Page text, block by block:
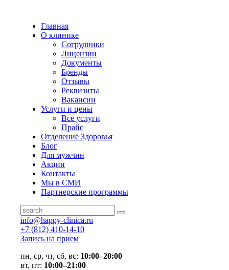
Главная
О клинике
Сотрудники
Лицензии
Документы
Бренды
Отзывы
Реквизиты
Вакансии
Услуги и цены
Все услуги
Прайс
Отделение Здоровья
Блог
Для мужчин
Акции
Контакты
Мы в СМИ
Партнерские программы
info@happy-clinica.ru
+7 (812) 410-14-10
Запись на прием
пн, ср, чт, сб, вс: 10:00–20:00
вт, пт: 10:00–21:00